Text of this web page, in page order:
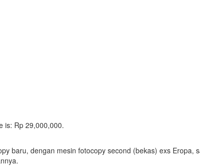
is: Rp 29,000,000.
baru, dengan mesin fotocopy second (bekas) exs